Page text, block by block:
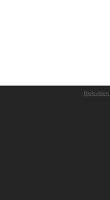
Biolovision